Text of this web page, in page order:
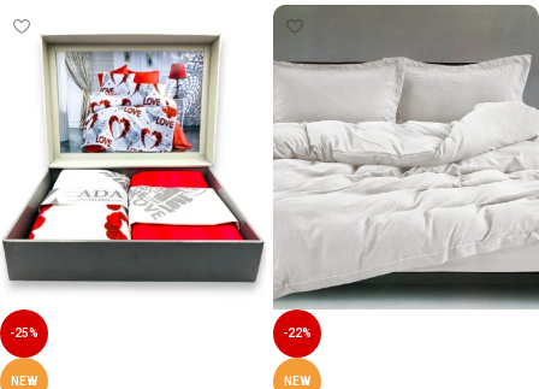
-25%
NEW
-22%
NEW